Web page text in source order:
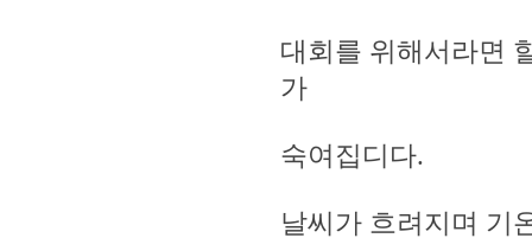
대회를 위해서라면
가
숙여집디다.
날씨가 흐려지며 기